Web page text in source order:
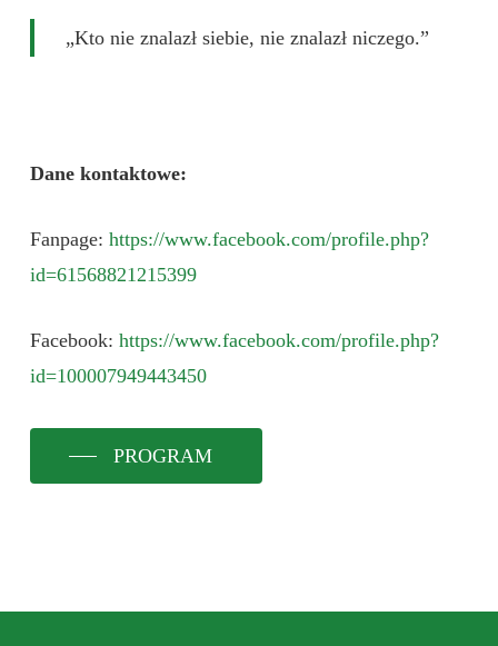
„Kto nie znalazł siebie, nie znalazł niczego.”
Dane kontaktowe:
Fanpage: https://www.facebook.com/profile.php?
id=61568821215399
Facebook: https://www.facebook.com/profile.php?
id=100007949443450
PROGRAM